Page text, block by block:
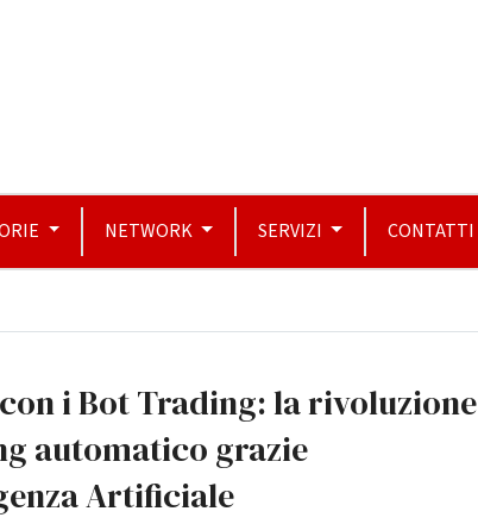
NETWORK SERVIZI CONTATTI
i Bot Trading: la rivoluzione
automatico grazie
Artificiale